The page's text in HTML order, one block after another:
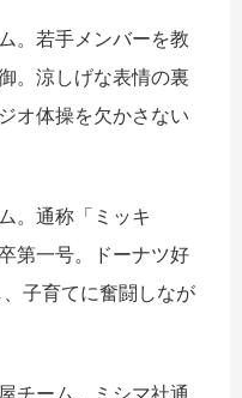
。若手メンバーを教
。涼しげな表情の裏
オ体操を欠かさない
。通称「ミッキ
第一号。ドーナツ好
子育てに奮闘しなが
チーム。ミシマ社通